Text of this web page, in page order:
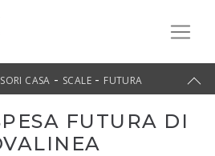
CASA - SCALE - FUTURA
FUTURA DI